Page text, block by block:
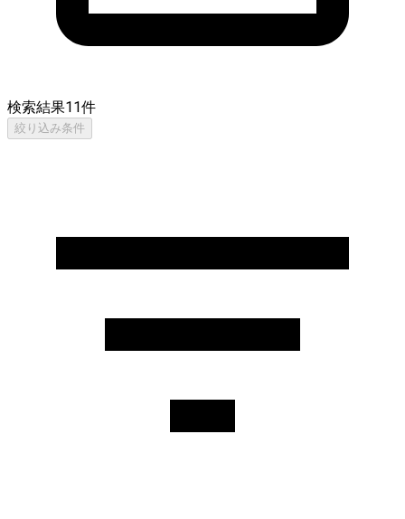
検索結果11件
絞り込み条件